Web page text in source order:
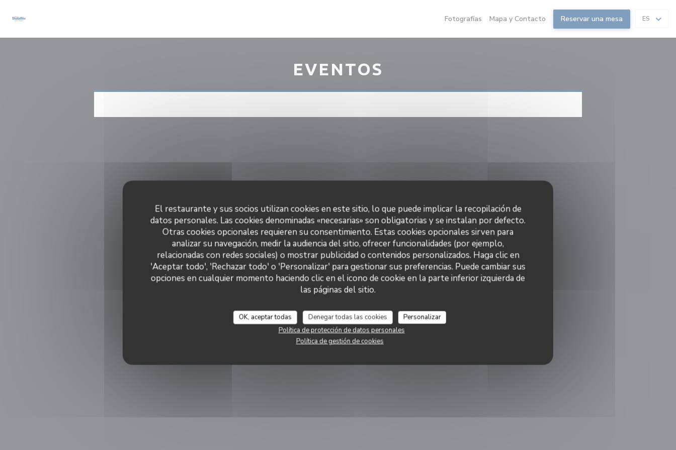
El restaurante y sus socios utilizan cookies en este sitio, lo que puede implicar la recopilación de
datos personales. Las cookies denominadas «necesarias» son obligatorias y se instalan por defecto.
Otras cookies opcionales requieren su consentimiento. Estas cookies opcionales sirven para
analizar su navegación, medir la audiencia del sitio, ofrecer funcionalidades (por ejemplo,
relacionadas con redes sociales) o mostrar publicidad o contenidos personalizados. Haga clic en
'Aceptar todo', 'Rechazar todo' o 'Personalizar' para gestionar sus preferencias. Puede cambiar sus
opciones en cualquier momento haciendo clic en el icono de cookie en la parte inferior izquierda de
las páginas del sitio.
OK, aceptar todas Denegar todas las cookies
Personalizar
Política de protección de datos personales
Política de gestión de cookies
Fotografías Mapa y Contacto Reservar una mesa ES
EVENTOS